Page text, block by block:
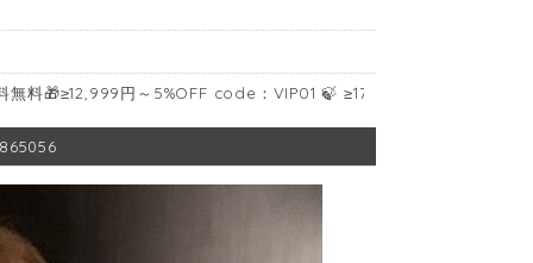
円～5%OFF code：VIP01 🍃 ≥17,999円～10%OFF code：VIP02